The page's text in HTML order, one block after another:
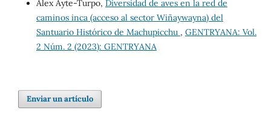
Alex Ayte-Turpo, Diversidad de aves en la red de
caminos inca (acceso al sector Wiñaywayna) del
Santuario Histórico de Machupicchu , GENTRYANA: Vol.
2 Núm. 2 (2023): GENTRYANA
Enviar un artículo